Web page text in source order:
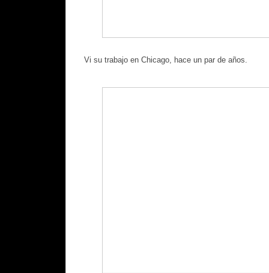
Vi su trabajo en Chicago, hace un par de años.